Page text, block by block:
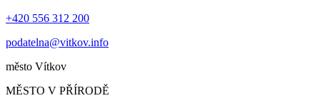
+420 556 312 200
podatelna@vitkov.info
město Vítkov
MĚSTO V PŘÍRODĚ